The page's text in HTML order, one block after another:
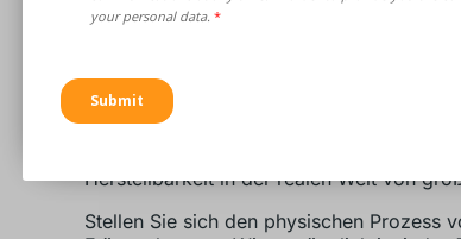
Werkzeugen
Herstellbarkeit in der realen Welt von
Stellen Sie sich den physischen Prozess